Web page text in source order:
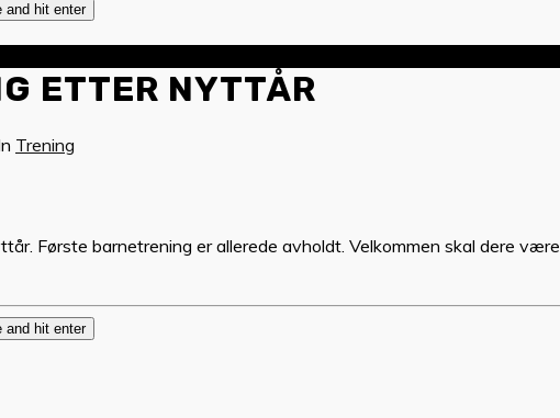
and hit enter
ETTER NYTTÅR
Trening
Første barnetrening er allerede avholdt. Velkommen skal dere være.
and hit enter